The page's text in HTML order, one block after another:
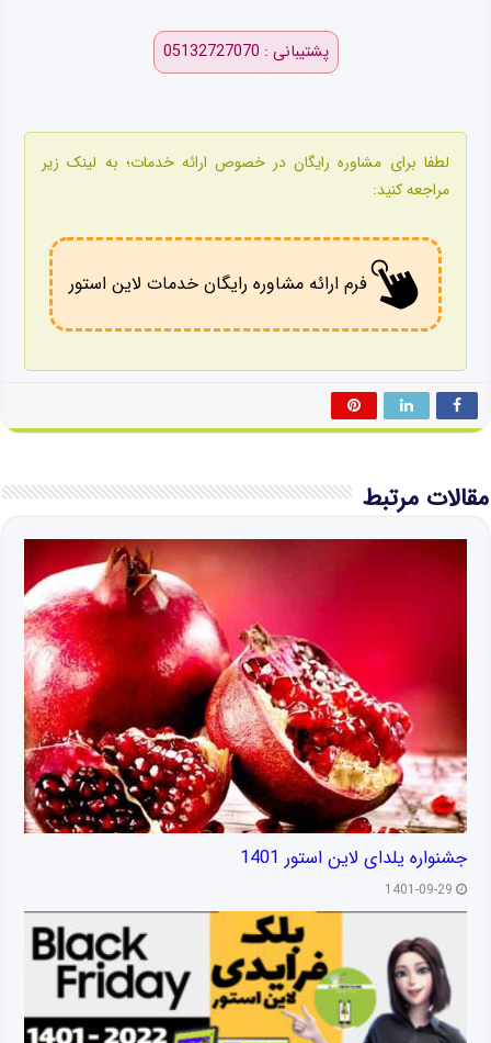
پشتیبانی : 05132727070
لطفا برای مشاوره رایگان در خصوص ارائه خدمات؛ به لینک زیر
مراجعه کنید:
فرم ارائه مشاوره رایگان خدمات لاین استور
مقالات مرتبط
جشنواره یلدای لاین استور 1401
1401-09-29